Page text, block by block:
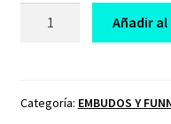
PARA
Añadir
Categoría: EMBUDOS Y